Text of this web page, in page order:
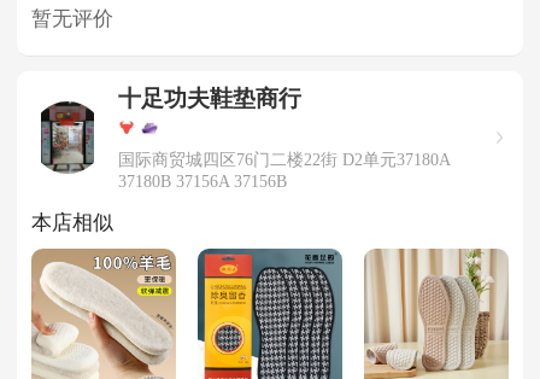
暂无评价
十足功夫鞋垫商行
国际商贸城四区76门二楼22街 D2单元37180A
37180B 37156A 37156B
本店相似